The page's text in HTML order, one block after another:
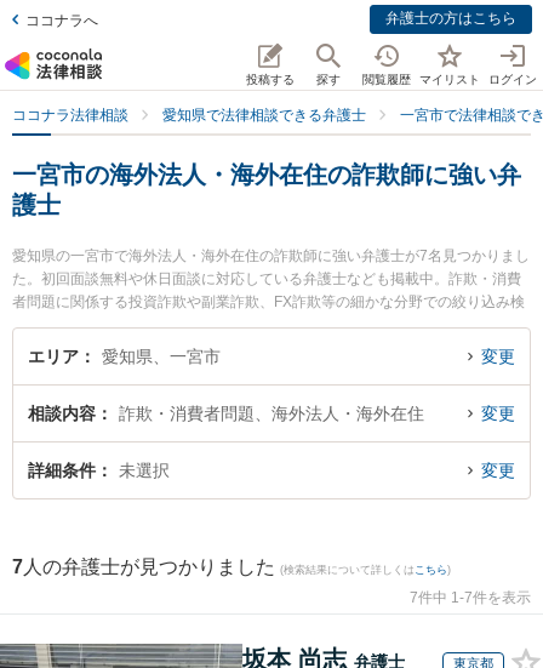
ココナラへ 弁護士の方はこちら
投稿する 探す 閲覧履歴 マイリスト ログイン
ココナラ法律相談 愛知県で法律相談できる弁護士 一宮市で法律相談で
一宮市の海外法人・海外在住の詐欺師に強い弁
護士
愛知県の一宮市で海外法人・海外在住の詐欺師に強い弁護士が7名見つかりまし
た。初回面談無料や休日面談に対応している弁護士なども掲載中。詐欺・消費
者問題に関係する投資詐欺や副業詐欺、FX詐欺等の細かな分野での絞り込み検
索もでき便利です。特に弁護士法人アストラルの篠塚 渉弁護士や鈴木泉法律事
務所の太田 義基弁護士、弁護士法人名城法律事務所 一宮事務所の室田 真宏弁
弁護士に相談したい』『海外法人・海外在住の詐欺師のトラブル解決の実績豊
富な近くの弁護士を検索したい』『初回相談無料で海外法人・海外在住の詐欺
師を法律相談できる一宮市内の弁護士に相談予約したい』などでお困りの相談
エリア 愛知県、一宮市 変更
相談内容 詐欺・消費者問題、海外法人・海外在住 変更
詳細条件 未選択 変更
7 人の弁護士が見つかりました (検索結果について詳しくは こちら)
7件中 1-7件を表示
坂本 尚志 弁護士 東京都